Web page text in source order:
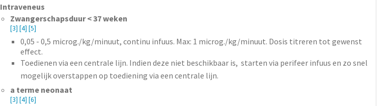
Intraveneus
Zwangerschapsduur < 37 weken
[3] [4] [5]
0,05 - 0,5 microg./kg/minuut, continu infuus. Max: 1 microg./kg/minuut. Dosis titreren tot gewenst
effect.
Toedienen via een centrale lijn. Indien deze niet beschikbaar is, starten via perifeer infuus en zo snel
mogelijk overstappen op toediening via een centrale lijn.
a terme neonaat
[3] [4] [6]